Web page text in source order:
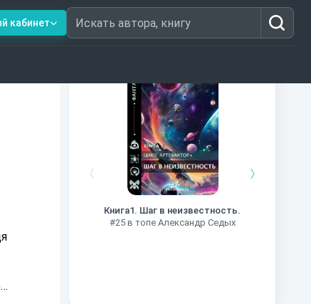
кабинет Искать автора, книгу
Книги из топ-100
Книга1. Шаг в неизвестность.
#25 в топе Александр Седых